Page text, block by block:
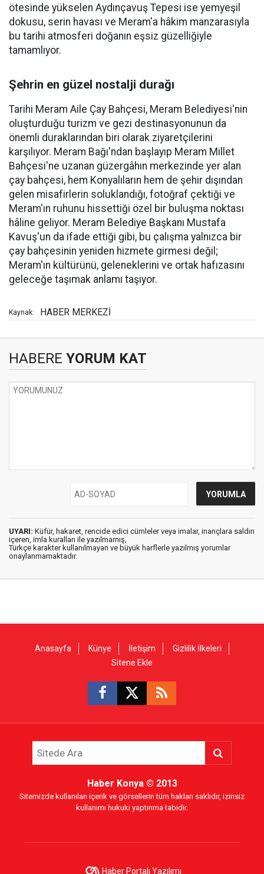
ötesinde yükselen Aydınçavuş Tepesi ise yemyeşil
dokusu, serin havası ve Meram'a hâkim manzarasıyla
bu tarihi atmosferi doğanın eşsiz güzelliğiyle
tamamlıyor.
Şehrin en güzel nostalji durağı
Tarihi Meram Aile Çay Bahçesi, Meram Belediyesi'nin
oluşturduğu turizm ve gezi destinasyonunun da
önemli duraklarından biri olarak ziyaretçilerini
karşılıyor. Meram Bağı'ndan başlayıp Meram Millet
Bahçesi'ne uzanan güzergâhın merkezinde yer alan
çay bahçesi, hem Konyalıların hem de şehir dışından
gelen misafirlerin soluklandığı, fotoğraf çektiği ve
Meram'ın ruhunu hissettiği özel bir buluşma noktası
hâline geliyor. Meram Belediye Başkanı Mustafa
Kavuş'un da ifade ettiği gibi, bu çalışma yalnızca bir
çay bahçesinin yeniden hizmete girmesi değil;
Meram'ın kültürünü, geleneklerini ve ortak hafızasını
geleceğe taşımak anlamı taşıyor.
Kaynak: HABER MERKEZİ
HABERE YORUM KAT
UYARI: Küfür, hakaret, rencide edici cümleler veya imalar, inançlara saldırı
içeren, imla kuralları ile yazılmamış,
Türkçe karakter kullanılmayan ve büyük harflerle yazılmış yorumlar
onaylanmamaktadır.
Anasayfa Künye İletişim
Gizlilik İlkeleri
Sitene Ekle
Haber Konya© 2013
Sitemizde kullanılan içerik ve görsellerin tüm hakları saklıdır, izinsiz
kullanımı hukuki yaptırıma tabidir.
Haber Portalı Yazılımı